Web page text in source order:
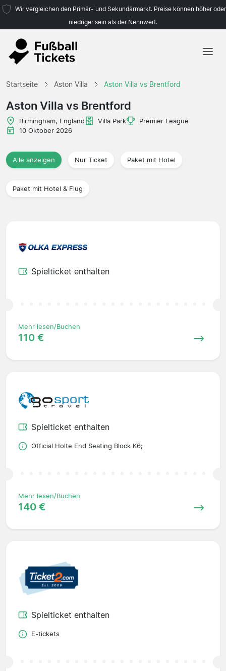
Wir vergleichen den Primär- und Sekundärmarkt. Preise können höher oder
niedriger sein als der Nennwert.
Startseite Aston Villa Aston Villa vs Brentford
Aston Villa vs Brentford
Birmingham, England Villa Park
Premier League
10 Oktober 2026
Alle anzeigen Nur Ticket Paket mit Hotel
Paket mit Hotel & Flug
Spielticket enthalten
Mehr lesen/Buchen
110 €
Spielticket enthalten
Official Holte End Seating Block K6;
Mehr lesen/Buchen
140 €
Spielticket enthalten
E-tickets